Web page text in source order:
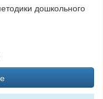
дошкольного